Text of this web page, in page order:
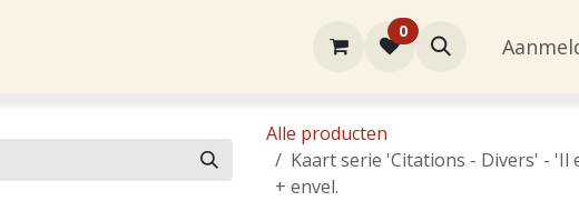
Contact
0
Alle producten
Kaart serie 'Citations - Divers' - 'Il
+ envel.